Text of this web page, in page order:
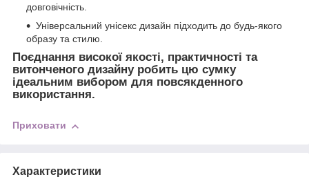
довговічність.
Універсальний унісекс дизайн підходить до будь-якого
образу та стилю.
Поєднання високої якості, практичності та
витонченого дизайну робить цю сумку
ідеальним вибором для повсякденного
використання.
Приховати
Характеристики